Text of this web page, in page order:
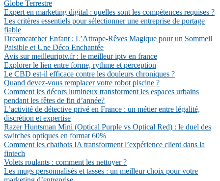
Globe Terrestre
Expert en marketing digital : quelles sont les compétences requises ?
Les critères essentiels pour sélectionner une entreprise de portage
fiable
Dreamcatcher Enfant : L’Attrape-Rêves Magique pour un Sommeil
Paisible et Une Déco Enchantée
Avis sur meilleuriptv.fr : le meilleur iptv en france
Explorer le lien entre forme, rythme et perception
Le CBD est-il efficace contre les douleurs chroniques ?
Quand devez-vous remplacer votre robot piscine ?
Comment les décors lumineux transforment les espaces urbains
pendant les fêtes de fin d’année?
L’activité de détective privé en France : un métier entre légalité,
discrétion et expertise
Razer Huntsman Mini (Optical Purple vs Optical Red) : le duel des
switches optiques en format 60%
Comment les chatbots IA transforment l’expérience client dans la
fintech
Volets roulants : comment les nettoyer ?
Les mugs personnalisés et tasses : un meilleur choix pour votre